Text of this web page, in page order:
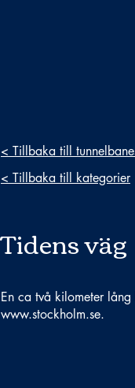
< Tillbaka till
< Tillbaka till kategorier
Tidens väg
En ca två kilometer lång
www.stockholm.se.